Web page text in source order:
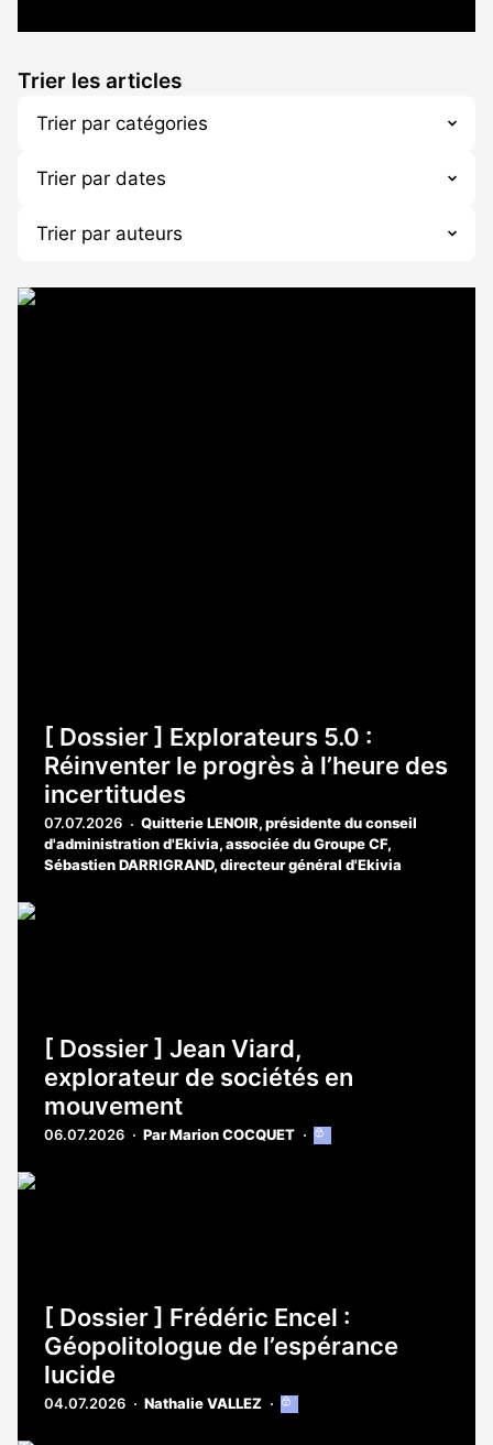
Trier les articles
Trier par catégories
Trier par dates
Trier par auteurs
[ Dossier ] Explorateurs 5.0 :
Réinventer le progrès à l’heure des
incertitudes
07.07.2026
Quitterie LENOIR, présidente du conseil
d'administration d'Ekivia, associée du Groupe CF,
Sébastien DARRIGRAND, directeur général d'Ekivia
[ Dossier ] Jean Viard,
explorateur de sociétés en
mouvement
06.07.2026 Par Marion COCQUET
Cet
[ Dossier ] Frédéric Encel :
Géopolitologue de l’espérance
lucide
04.07.2026 Nathalie VALLEZ
Cet